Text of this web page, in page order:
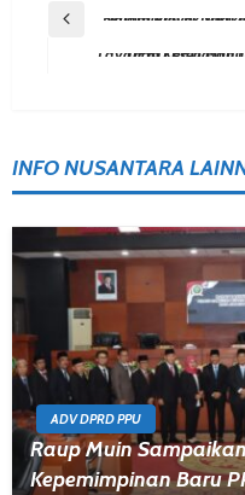
Post
Navigation
Previous Post
Syahruddin M Noor Tekankan Peran Pusat Dalam Proyek Telake
Next Post
INFO NUSANTARA
ADV DPRD PPU
Raup Muin
Kepemimpinan Baru